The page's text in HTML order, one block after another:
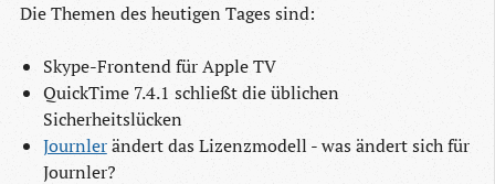
Die Themen des heutigen Tages sind:
Skype-Frontend für Apple TV
QuickTime 7.4.1 schließt die üblichen
Sicherheitslücken
Journlerändert das Lizenzmodell - was ändert sich für
Journler?